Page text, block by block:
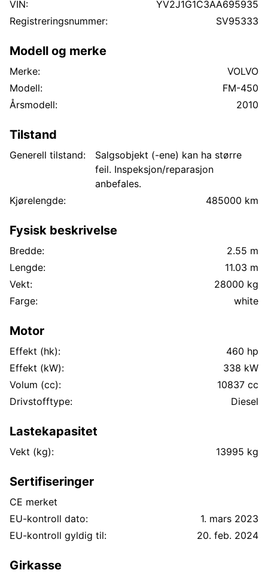
VIN:
YV2J1G1C3AA695935
Registreringsnummer:
SV95333
Modell og merke
Merke:
VOLVO
Modell:
FM-450
Årsmodell:
2010
Tilstand
Generell tilstand:
Salgsobjekt (-ene) kan ha større
feil. Inspeksjon/reparasjon
anbefales.
Kjørelengde:
485000 km
Fysisk beskrivelse
Bredde:
2.55 m
Lengde:
11.03 m
Vekt:
28000 kg
Farge:
white
Motor
Effekt (hk):
460 hp
Effekt (kW):
338 kW
Volum (cc):
10837 cc
Drivstofftype:
Diesel
Lastekapasitet
Vekt (kg): 13995 kg
Sertifiseringer
CE merket
EU-kontroll dato:
1. mars 2023
EU-kontroll gyldig til:
20. feb. 2024
Girkasse